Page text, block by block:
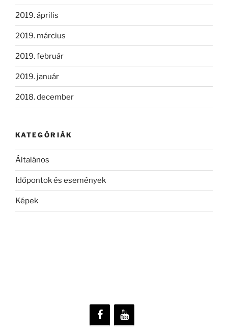
2019. április
2019. március
2019. február
2019. január
2018. december
KATEGÓRIÁK
Általános
Időpontok és események
Képek